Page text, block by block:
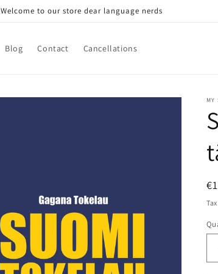
Welcome to our store dear language nerds
Blog Contact Cancellations
MY